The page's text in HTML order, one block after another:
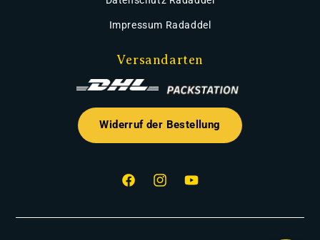
Impressum Radaddel
Versandarten
Widerruf der Bestellung
FacebookInstagramYouTube